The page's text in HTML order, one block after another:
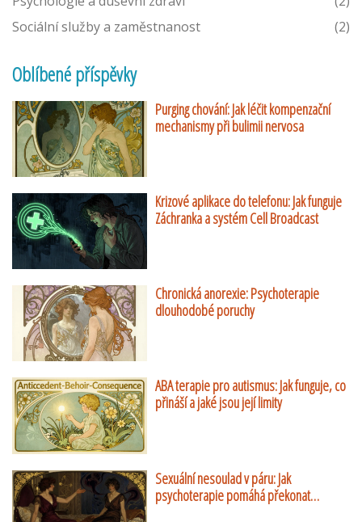
Sociální služby a zaměstnanost
(2)
Oblíbené příspěvky
Purging chování: Jak léčit kompenzační
mechanismy při bulimii nervosa
Krizové aplikace do telefonu: Jak funguje
Záchranka a systém Cell Broadcast
Chronická anorexie: Psychoterapie
dlouhodobé poruchy
ABA terapie pro autismus: Jak funguje, co
přináší a jaké jsou její limity
Sexuální nesoulad v páru: Jak
psychoterapie pomáhá překonat